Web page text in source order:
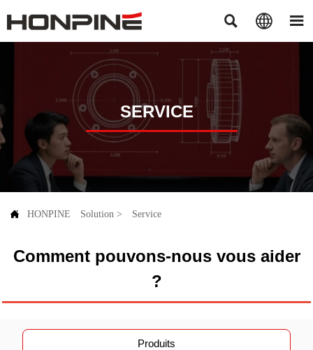
  
SERVICE
 HONPINE Solution > Service
Comment pouvons-nous vous aider
?
Produits